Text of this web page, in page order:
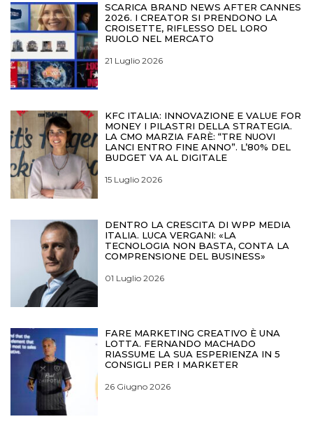
SCARICA BRAND NEWS AFTER CANNES
2026. I CREATOR SI PRENDONO LA
CROISETTE, RIFLESSO DEL LORO
RUOLO NEL MERCATO
21 Luglio 2026
KFC ITALIA: INNOVAZIONE E VALUE FOR
MONEY I PILASTRI DELLA STRATEGIA.
LA CMO MARZIA FARÈ: “TRE NUOVI
LANCI ENTRO FINE ANNO”. L’80% DEL
BUDGET VA AL DIGITALE
15 Luglio 2026
DENTRO LA CRESCITA DI WPP MEDIA
ITALIA. LUCA VERGANI: «LA
TECNOLOGIA NON BASTA, CONTA LA
COMPRENSIONE DEL BUSINESS»
01 Luglio 2026
FARE MARKETING CREATIVO È UNA
LOTTA. FERNANDO MACHADO
RIASSUME LA SUA ESPERIENZA IN 5
CONSIGLI PER I MARKETER
26 Giugno 2026